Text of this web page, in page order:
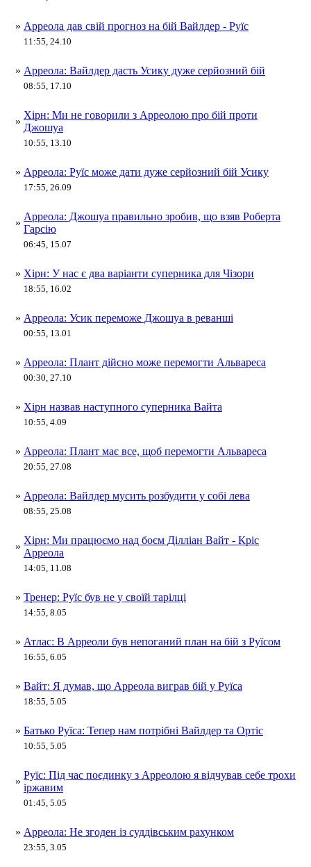
» Арреола дав свій прогноз на бій Вайлдер - Руїс
11:55, 24.10
» Арреола: Вайлдер дасть Усику дуже серйозний бій
08:55, 17.10
»
Хірн: Ми не говорили з Арреолою про бій проти
Джошуа
10:55, 13.10
» Арреола: Руїс може дати дуже серйозний бій Усику
17:55, 26.09
»
Арреола: Джошуа правильно зробив, що взяв Роберта
Гарсію
06:45, 15.07
» Хірн: У нас є два варіанти суперника для Чізори
18:55, 16.02
» Арреола: Усик переможе Джошуа в реванші
00:55, 13.01
» Арреола: Плант дійсно може перемогти Альвареса
00:30, 27.10
» Хірн назвав наступного суперника Вайта
10:55, 4.09
» Арреола: Плант має все, щоб перемогти Альвареса
20:55, 27.08
» Арреола: Вайлдер мусить розбудити у собі лева
08:55, 25.08
»
Хірн: Ми працюємо над боєм Ділліан Вайт - Кріс
Арреола
14:05, 11.08
» Тренер: Руїс був не у своїй тарілці
14:55, 8.05
» Атлас: В Арреоли був непоганий план на бій з Руїсом
16:55, 6.05
» Вайт: Я думав, що Арреола виграв бій у Руїса
18:55, 5.05
» Батько Руїса: Тепер нам потрібні Вайлдер та Ортіс
10:55, 5.05
»
Руїс: Під час поєдинку з Арреолою я відчував себе трохи
іржавим
01:45, 5.05
» Арреола: Не згоден із суддівським рахунком
23:55, 3.05